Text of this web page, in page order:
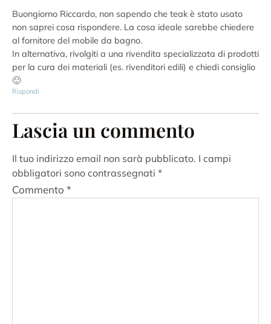
Buongiorno Riccardo, non sapendo che teak è stato usato
non saprei cosa rispondere. La cosa ideale sarebbe chiedere
al fornitore del mobile da bagno.
In alternativa, rivolgiti a una rivendita specializzata di prodotti
per la cura dei materiali (es. rivenditori edili) e chiedi consiglio
🙂
Rispondi
Lascia un commento
Il tuo indirizzo email non sarà pubblicato. I campi
obbligatori sono contrassegnati *
Commento *